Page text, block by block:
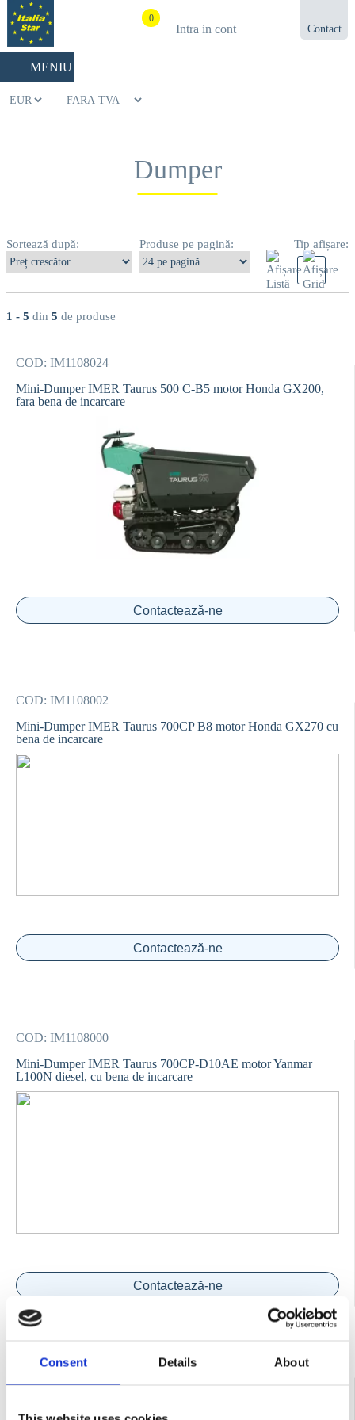
Consent Details About
0
Intra in cont Contact
MENIU
Dumper
Sortează după: Produse pe pagină: Tip afișare:
1 - 5 din 5 de produse
COD: IM1108024
Mini-Dumper IMER Taurus 500 C-B5 motor Honda GX200,
fara bena de incarcare
Contactează-ne
COD: IM1108002
Mini-Dumper IMER Taurus 700CP B8 motor Honda GX270 cu
bena de incarcare
Contactează-ne
COD: IM1108000
Mini-Dumper IMER Taurus 700CP-D10AE motor Yanmar
L100N diesel, cu bena de incarcare
Contactează-ne
GX390 ecartament reglabil, descarcare „hi-tip”